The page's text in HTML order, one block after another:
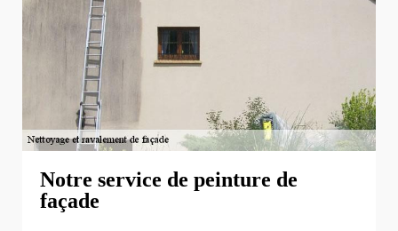
Notre service de peinture de
façade